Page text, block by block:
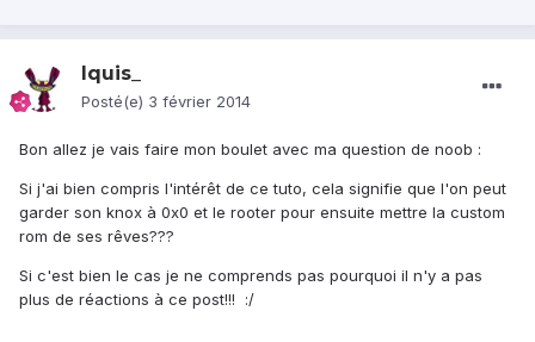
Iquis_
Posté(e) 3 février 2014
Bon allez je vais faire mon boulet avec ma question de noob :
Si j'ai bien compris l'intérêt de ce tuto, cela signifie que l'on peut
garder son knox à 0x0 et le rooter pour ensuite mettre la custom
rom de ses rêves???
Si c'est bien le cas je ne comprends pas pourquoi il n'y a pas
plus de réactions à ce post!!! :/